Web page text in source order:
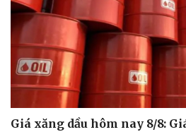
Giá xăng dầu hôm nay 8/8: